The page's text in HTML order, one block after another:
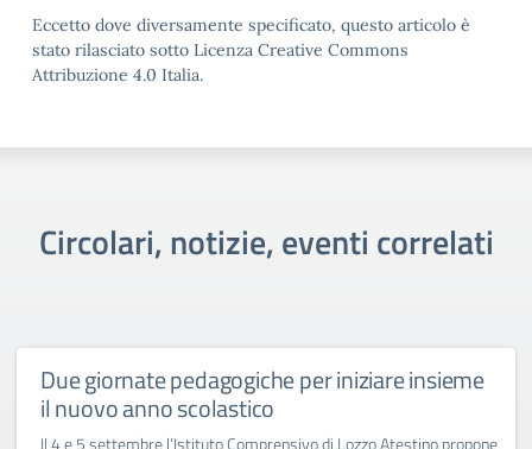
Eccetto dove diversamente specificato, questo articolo è
stato rilasciato sotto Licenza Creative Commons
Attribuzione 4.0 Italia.
Circolari, notizie, eventi correlati
Due giornate pedagogiche per iniziare insieme
il nuovo anno scolastico
Il 4 e 5 settembre l’Istituto Comprensivo di Lozzo Atestino propone